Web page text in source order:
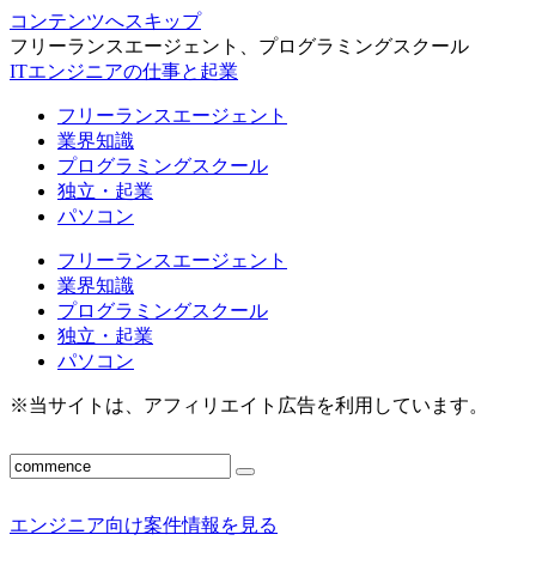
コンテンツへスキップ
フリーランスエージェント、プログラミングスクール
ITエンジニアの仕事と起業
フリーランスエージェント
業界知識
プログラミングスクール
独立・起業
パソコン
フリーランスエージェント
業界知識
プログラミングスクール
独立・起業
パソコン
※当サイトは、アフィリエイト広告を利用しています。
エンジニア向け案件情報を見る